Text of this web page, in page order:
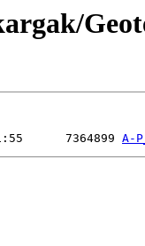
7364899 A-